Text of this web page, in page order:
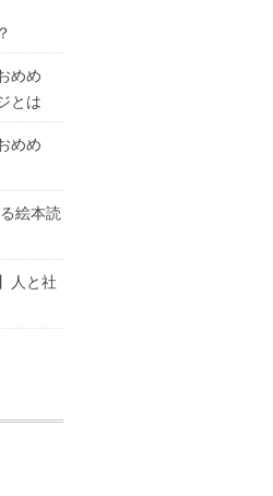
めめ
とは
めめ
絵本読
人と社